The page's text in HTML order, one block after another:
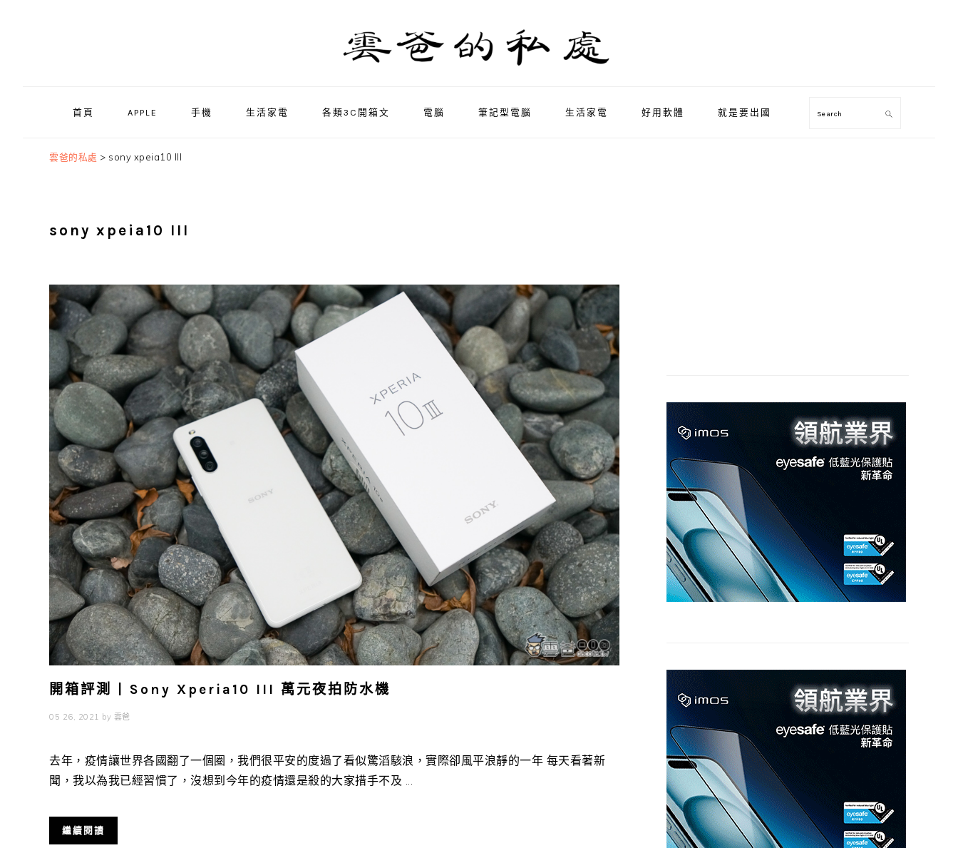
首頁 APPLE 手機 生活家電 各類3C開箱文 電腦 筆記型電腦 生活家電 好用軟體 就是要出國 Search
雲爸的私處 > sony xpeia10 III
sony xpeia10 III
開箱評測 | Sony Xperia10 III 萬元夜拍防水機
05 26, 2021 by 雲爸
去年，疫情讓世界各國翻了一個圈，我們很平安的度過了看似驚滔駭浪，實際卻風平浪靜的一年 每天看著新
聞，我以為我已經習慣了，沒想到今年的疫情還是殺的大家措手不及 ...
繼續閱讀